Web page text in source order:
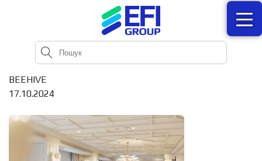
BEEHIVE
17.10.2024